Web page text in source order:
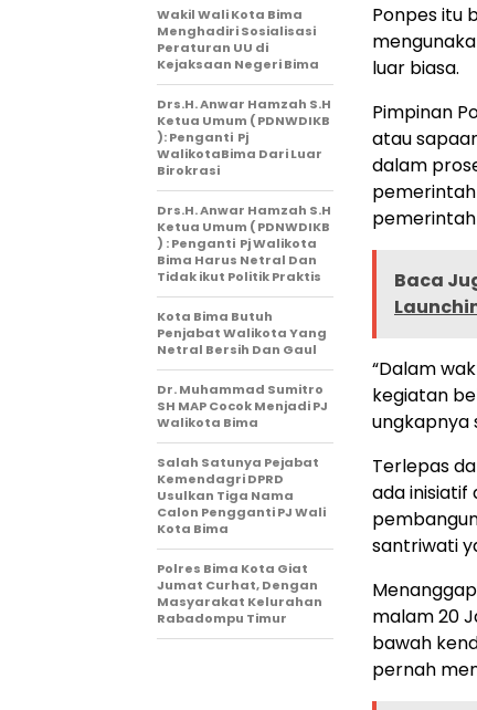
Ponpes itu
luar biasa.
Pimpinan
atau
dalam
pemerintah
Baca
“Dalam
kegiatan
ungkapnya
Terlepas
ada
santriwati
malam 20
bawah
pernah
Wakil Wali Kota Bima
Menghadiri Sosialisasi
Peraturan UU di
Kejaksaan Negeri Bima
Drs.H. Anwar Hamzah S.H
Ketua Umum ( PDNWDIKB
): Penganti Pj
WalikotaBima Dari Luar
Birokrasi
Drs.H. Anwar Hamzah S.H
Ketua Umum ( PDNWDIKB
) : Penganti Pj Walikota
Bima Harus Netral Dan
Tidak ikut Politik Praktis
Kota Bima Butuh
Penjabat Walikota Yang
Netral Bersih Dan Gaul
Dr. Muhammad Sumitro
SH MAP Cocok Menjadi PJ
Walikota Bima
Salah Satunya Pejabat
Kemendagri DPRD
Usulkan Tiga Nama
Calon Pengganti PJ Wali
Kota Bima
Polres Bima Kota Giat
Jumat Curhat, Dengan
Masyarakat Kelurahan
Rabadompu Timur